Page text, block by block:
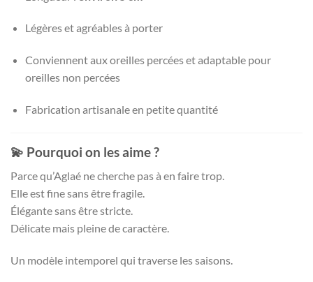
Légères et agréables à porter
Conviennent aux oreilles percées et adaptable pour
oreilles non percées
Fabrication artisanale en petite quantité
💫 Pourquoi on les aime ?
Parce qu’Aglaé ne cherche pas à en faire trop.
Elle est fine sans être fragile.
Élégante sans être stricte.
Délicate mais pleine de caractère.
Un modèle intemporel qui traverse les saisons.